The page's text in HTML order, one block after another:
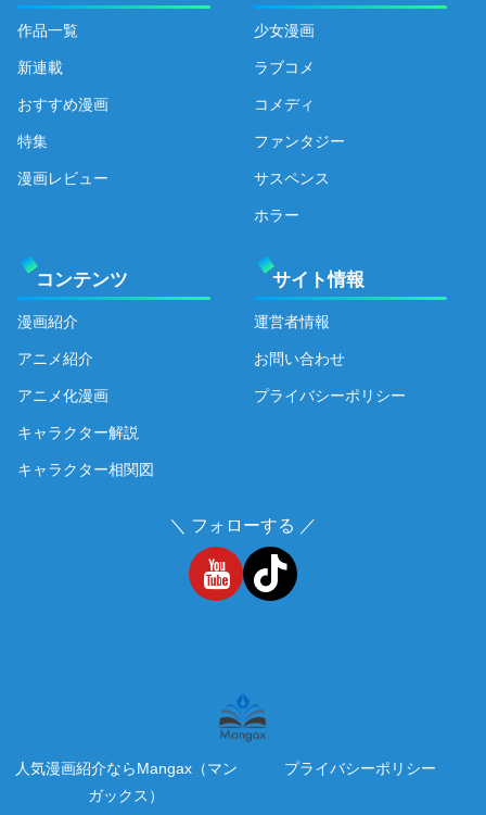
作品一覧
新連載
おすすめ漫画
特集
漫画レビュー
少女漫画
ラブコメ
コメディ
ファンタジー
サスペンス
ホラー
コンテンツ
漫画紹介
アニメ紹介
アニメ化漫画
キャラクター解説
キャラクター相関図
サイト情報
運営者情報
お問い合わせ
プライバシーポリシー
＼ フォローする ／
人気漫画紹介ならMangax（マン
ガックス）
プライバシーポリシー